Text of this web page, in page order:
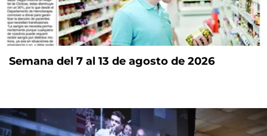
Semana del 7 al 13 de agosto de 2026